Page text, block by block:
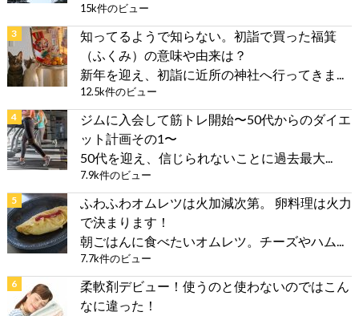
15k件のビュー
知ってるようで知らない。初詣で買った福箕
（ふくみ）の意味や由来は？
新年を迎え、初詣に近所の神社へ行ってきま...
12.5k件のビュー
ジムに入会して筋トレ開始〜50代からのダイエ
ット計画その1〜
50代を迎え、信じられないことに過去最大...
7.9k件のビュー
ふわふわオムレツは火加減次第。 卵料理は火力
で決まります！
朝ごはんに食べたいオムレツ。チーズやハム...
7.7k件のビュー
柔軟剤デビュー！使うのと使わないのではこん
なに違った！